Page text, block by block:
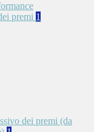
premi 1
dei premi (da